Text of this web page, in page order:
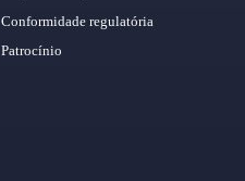
Conformidade regulatória
Patrocínio